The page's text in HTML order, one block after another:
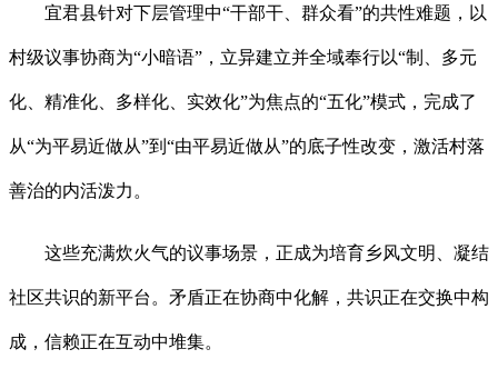
宜君县针对下层管理中“干部干、群众看”的共性难题，以
村级议事协商为“小暗语”，立异建立并全域奉行以“制、多元
化、精准化、多样化、实效化”为焦点的“五化”模式，完成了
从“为平易近做从”到“由平易近做从”的底子性改变，激活村落
善治的内活泼力。
这些充满炊火气的议事场景，正成为培育乡风文明、凝结
社区共识的新平台。矛盾正在协商中化解，共识正在交换中构
成，信赖正在互动中堆集。